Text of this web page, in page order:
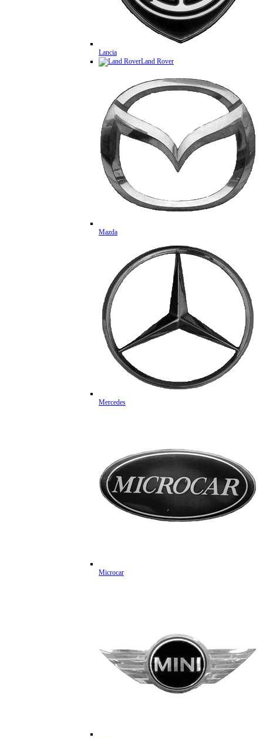
Lancia
Land Rover
Mazda
Mercedes
Microcar